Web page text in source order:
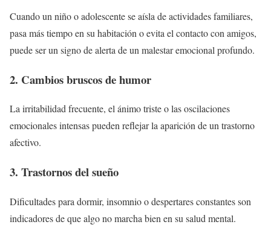
Cuando un niño o adolescente se aísla de actividades familiares,
pasa más tiempo en su habitación o evita el contacto con amigos,
puede ser un signo de alerta de un malestar emocional profundo.
2. Cambios bruscos de humor
La irritabilidad frecuente, el ánimo triste o las oscilaciones
emocionales intensas pueden reflejar la aparición de un trastorno
afectivo.
3. Trastornos del sueño
Dificultades para dormir, insomnio o despertares constantes son
indicadores de que algo no marcha bien en su salud mental.